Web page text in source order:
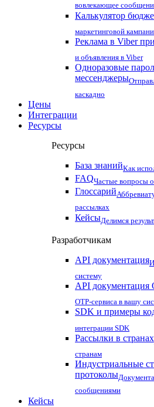
вовлекающее
Калькулятор
маркетинговой
Реклама в Viber
и объявления в Viber
Одноразовые
мессенджеры
каскадно
Цены
Интеграции
Ресурсы
Ресурсы
База знанийКак
FAQЧастые вопросы
Глоссарий
рассылках
КейсыДелимся
Разработчикам
API документация
систему
API документация
OTP-сервиса в вашу
SDK и примеры
интеграции SDK
Рассылки в странах
странам
Индустриальные
протоколы
сообщениями
Кейсы